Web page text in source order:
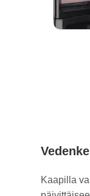
Kaapilla